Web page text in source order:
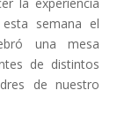
semana el
una mesa
de distintos
de nuestro